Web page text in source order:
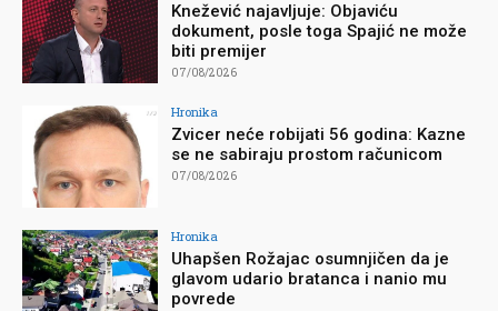
Knežević najavljuje: Objaviću
dokument, posle toga Spajić ne može
biti premijer
07/08/2026
Hronika
Zvicer neće robijati 56 godina: Kazne
se ne sabiraju prostom računicom
07/08/2026
Hronika
Uhapšen Rožajac osumnjičen da je
glavom udario bratanca i nanio mu
povrede